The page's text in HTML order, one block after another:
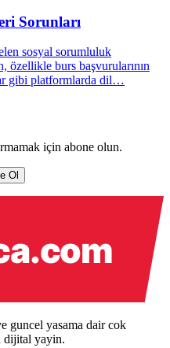
Sorunları
sosyal sorumluluk
özellikle burs başvurularının
gibi platformlarda dil…
için abone olun.
Ol
guncel yasama dair cok
dijital yayin.